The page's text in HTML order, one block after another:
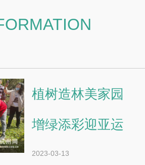
植树造林美家园
增绿添彩迎亚运
2023-03-13